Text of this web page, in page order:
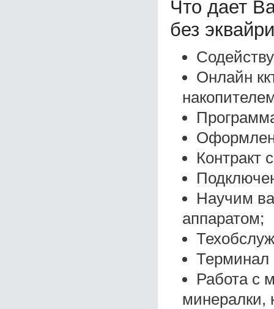
Что дает
без
Онлайн
Контракт
Научим
аппаратом;
Терминал
Работа с
минералки,